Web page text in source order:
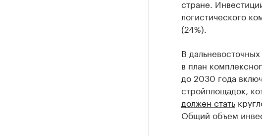
стране.
логистического
(24%).
В
в план
до 2030 года
стройплощадок,
должен стать
Общий объем